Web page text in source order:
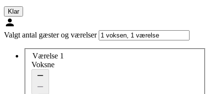
Klar
Valgt antal gæster og værelser
Værelse 1
Voksne